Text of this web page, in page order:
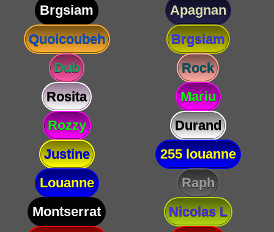
Brgsiam
Apagnan
Quoicoubeh
Brgsiam
Dub
Rock
Rosita
Mariu
Rozzy
Durand
Justine
255 louanne
Louanne
Raph
Montserrat
Nicolas L